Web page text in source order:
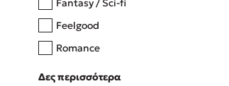
Fantasy / Sci-fi
Feelgood
Romance
Upmarket
Δες περισσότερα